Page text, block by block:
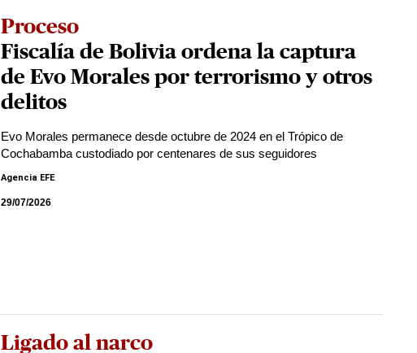
Proceso
Fiscalía de Bolivia ordena la captura
de Evo Morales por terrorismo y otros
delitos
Evo Morales permanece desde octubre de 2024 en el Trópico de
Cochabamba custodiado por centenares de sus seguidores
Agencia EFE
29/07/2026
Ligado al narco